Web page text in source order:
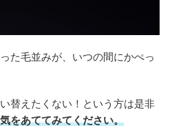
た毛並みが、いつの間にかぺっ
替えたくない！という方は是非
をあててみてください。